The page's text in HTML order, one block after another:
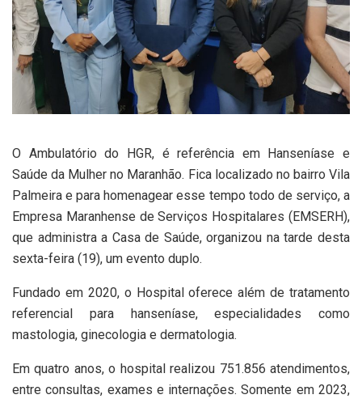
O Ambulatório do HGR, é referência em Hanseníase e
Saúde da Mulher no Maranhão. Fica localizado no bairro Vila
Palmeira e para homenagear esse tempo todo de serviço, a
Empresa Maranhense de Serviços Hospitalares (EMSERH),
que administra a Casa de Saúde, organizou na tarde desta
sexta-feira (19), um evento duplo.
Fundado em 2020, o Hospital oferece além de tratamento
referencial para hanseníase, especialidades como
mastologia, ginecologia e dermatologia.
Em quatro anos, o hospital realizou 751.856 atendimentos,
entre consultas, exames e internações. Somente em 2023,